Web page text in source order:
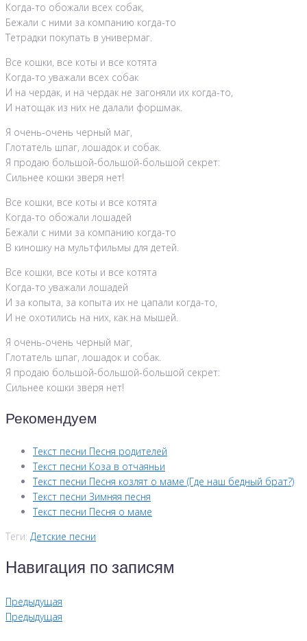
Когда-то обожали всех собак,
Бежали с ними за компанию когда-то
Тетрадки покупать в универмаг.
Все кошки, все коты и все котята
Когда-то уважали всех собак
И на чердак, и на чердак не загоняли их когда-то,
И натощак из них не далали форшмак.
Я очень-очень черный маг,
Глотатель шпаг, лошадок и собак.
Я продаю большой-большой-большой секрет:
Сильнее кошки зверя нет!
Все кошки, все коты и все котята
Когда-то обожали лошадей
Бежали с ними за компанию когда-то
В киношку на мультфильмы для детей.
Все кошки, все коты и все котята
Когда-то уважали лошадей
И за копыта, за копыта их не цапали когда-то,
И не охотились на них, как на мышей.
Я очень-очень черный маг,
Глотатель шпаг, лошадок и собак.
Я продаю большой-большой-большой секрет:
Сильнее кошки зверя нет!
Рекомендуем
Текст песни Песня родителей
Текст песни Коза в отчаяньи
Текст песни Песня козлят о маме (Где наш бедный брат?)
Текст песни Зимняя песня
Текст песни Песня о маме
Теги: Детские песни
Навигация по записям
Предыдущая
Предыдущая